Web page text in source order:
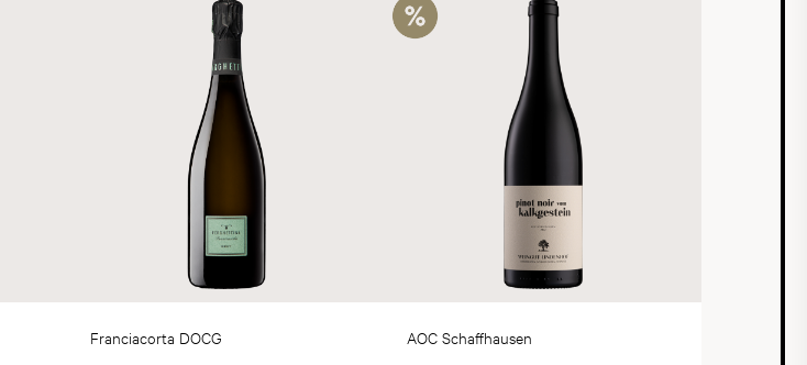
Franciacorta DOCG AOC Schaffhausen